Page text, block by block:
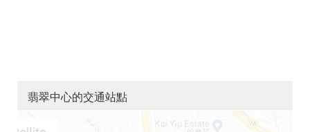
翡翠中心的交通站點